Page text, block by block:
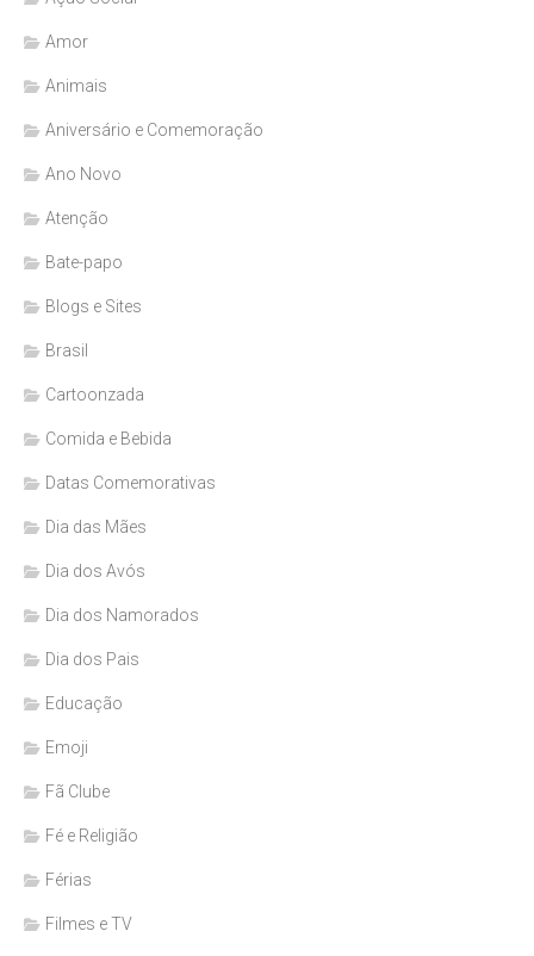
Amor
Animais
Aniversário e Comemoração
Ano Novo
Atenção
Bate-papo
Blogs e Sites
Brasil
Cartoonzada
Comida e Bebida
Datas Comemorativas
Dia das Mães
Dia dos Avós
Dia dos Namorados
Dia dos Pais
Educação
Emoji
Fã Clube
Fé e Religião
Férias
Filmes e TV